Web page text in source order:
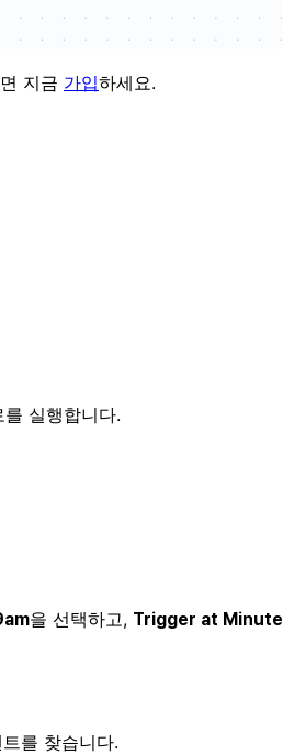
지금 가입하세요.
실행합니다.
을 선택하고, Trigger at Minute
를 찾습니다.